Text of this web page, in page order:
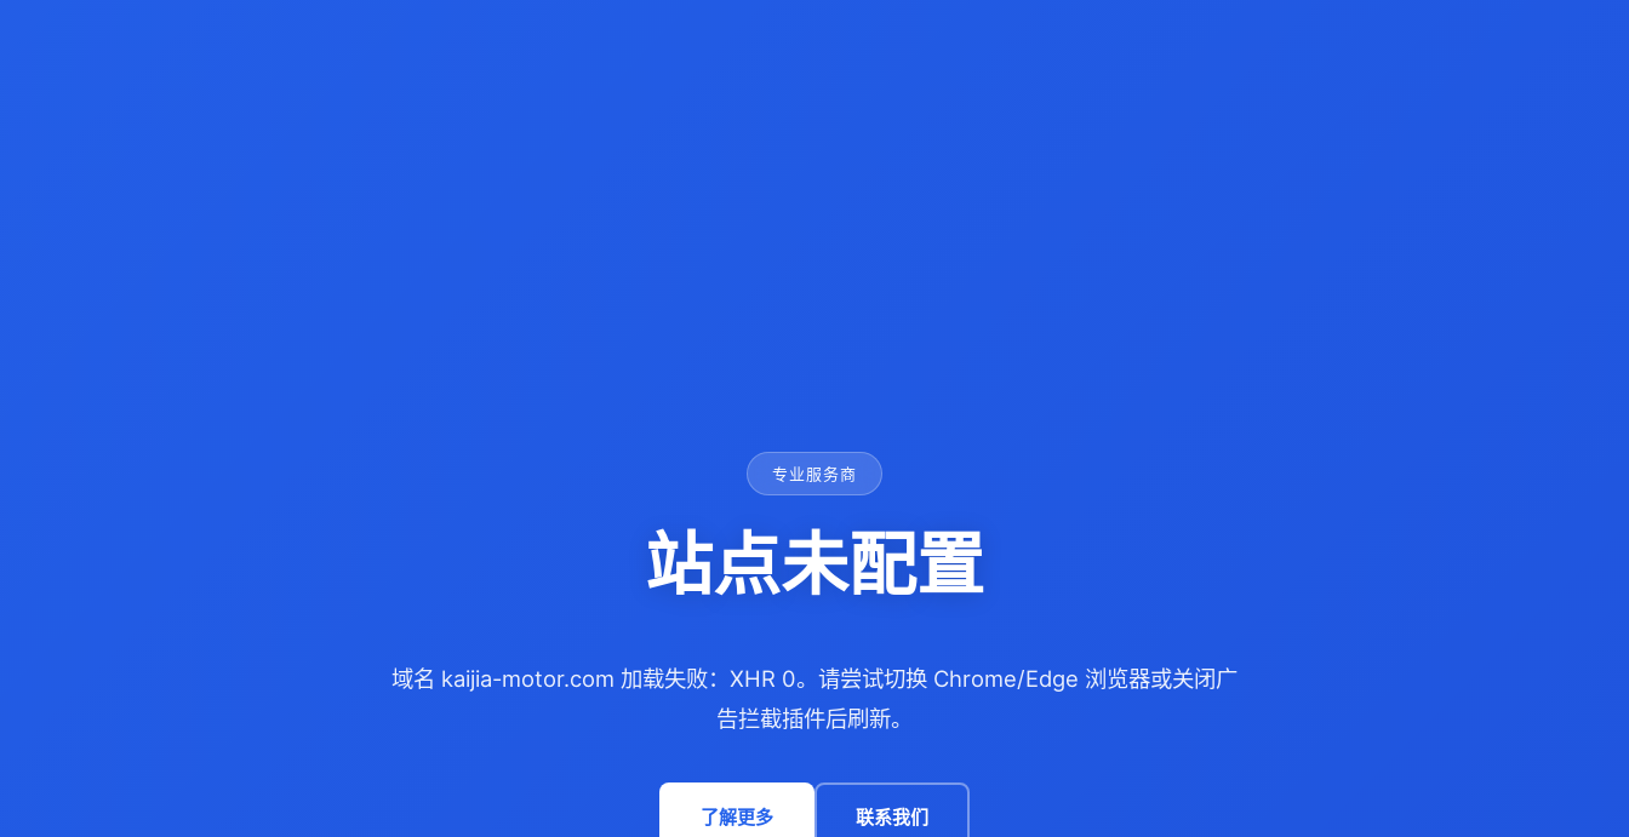
专业服务商
站点未配置
域名 kaijia-motor.com 加载失败：XHR 0。请尝试切换 Chrome/Edge 浏览器或关闭广
告拦截插件后刷新。
了解更多 联系我们